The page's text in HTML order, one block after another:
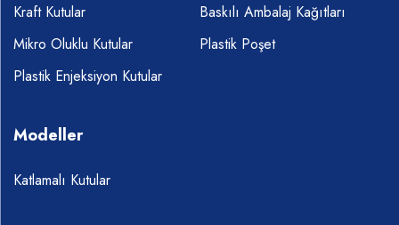
Kraft Kutular
Mikro Oluklu Kutular
Plastik Enjeksiyon Kutular
Baskılı Ambalaj Kağıtları
Plastik Poşet
Modeller
Katlamalı Kutular